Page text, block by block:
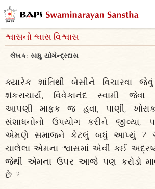
શ્વાસનો શ્વાસ વિશ્વાસ
લેખક: સાધુ યોગેન્દ્રદાસ
ક્યારેક શાંતિથી બેસીને
શંકરાચાર્ય, વિવેકાનંદ સ્વામી
આપણી માફક જ હવા, પાણી,
સંશાધનોનો ઉપયોગ કરીને જીવ્યા,
એમણે સમાજને કેટલું બધું આપ્યું ?
ચાલેલા એમના શ્વાસમાં એવી કઈ
જેથી એમના ઉપર આજે પણ કરોડો
છે ?